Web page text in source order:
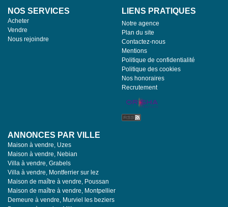
NOS SERVICES
Acheter
Vendre
Nous rejoindre
LIENS PRATIQUES
Notre agence
Plan du site
Contactez-nous
Mentions
Politique de confidentialité
Politique des cookies
Nos honoraires
Recrutement
ANNONCES PAR VILLE
Maison à vendre, Uzes
Maison à vendre, Nebian
Villa à vendre, Grabels
Villa à vendre, Montferrier sur lez
Maison de maître à vendre, Poussan
Maison de maître à vendre, Montpellier
Demeure à vendre, Murviel les beziers